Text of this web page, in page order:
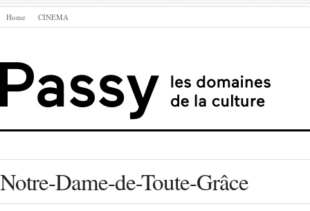
Home CINEMA
Notre-Dame-de-Toute-Grâce